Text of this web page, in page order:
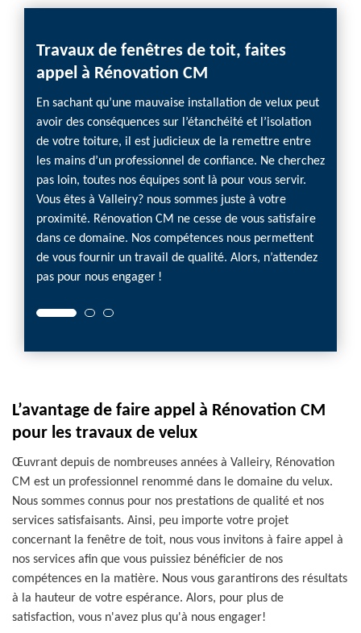
Travaux de fenêtres de toit, faites
appel à Rénovation CM
En sachant qu’une mauvaise installation de velux peut
avoir des conséquences sur l’étanchéité et l’isolation
de votre toiture, il est judicieux de la remettre entre
les mains d’un professionnel de confiance. Ne cherchez
pas loin, toutes nos équipes sont là pour vous servir.
Vous êtes à Valleiry? nous sommes juste à votre
proximité. Rénovation CM ne cesse de vous satisfaire
dans ce domaine. Nos compétences nous permettent
de vous fournir un travail de qualité. Alors, n’attendez
pas pour nous engager !
L’avantage de faire appel à Rénovation CM
pour les travaux de velux
Œuvrant depuis de nombreuses années à Valleiry, Rénovation
CM est un professionnel renommé dans le domaine du velux.
Nous sommes connus pour nos prestations de qualité et nos
services satisfaisants. Ainsi, peu importe votre projet
concernant la fenêtre de toit, nous vous invitons à faire appel à
nos services afin que vous puissiez bénéficier de nos
compétences en la matière. Nous vous garantirons des résultats
à la hauteur de votre espérance. Alors, pour plus de
satisfaction, vous n'avez plus qu'à nous engager!